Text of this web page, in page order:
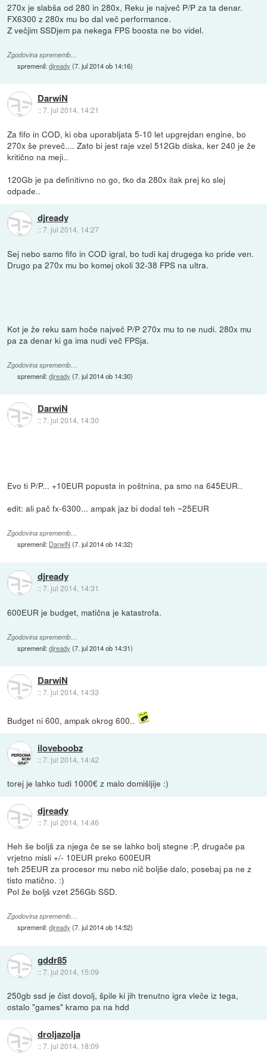
270x je slabša od 280 in 280x, Reku je največ P/P za ta denar.
FX6300 z 280x mu bo dal več performance.
Z večjim SSDjem pa nekega FPS boosta ne bo videl.
Zgodovina sprememb…
spremenil:djready (7. jul 2014 ob 14:16)
DarwiN
::7. jul 2014, 14:21
Za fifo in COD, ki oba uporabljata 5-10 let upgrejdan engine, bo
270x še preveč.... Zato bi jest raje vzel 512Gb diska, ker 240 je že
kritično na meji..
120Gb je pa definitivno no go, tko da 280x itak prej ko slej
odpade..
djready
::7. jul 2014, 14:27
Sej nebo samo fifo in COD igral, bo tudi kaj drugega ko pride ven.
Drugo pa 270x mu bo komej okoli 32-38 FPS na ultra.
Kot je že reku sam hoče največ P/P 270x mu to ne nudi. 280x mu
pa za denar ki ga ima nudi več FPSja.
Zgodovina sprememb…
spremenil:djready (7. jul 2014 ob 14:30)
DarwiN
::7. jul 2014, 14:30
Evo ti P/P... +10EUR popusta in poštnina, pa smo na 645EUR..
edit: ali pač fx-6300... ampak jaz bi dodal teh ~25EUR
Zgodovina sprememb…
spremenil: DarwiN(7. jul 2014 ob 14:32)
djready
::7. jul 2014, 14:31
600EUR je budget, matična je katastrofa.
Zgodovina sprememb…
spremenil:djready (7. jul 2014 ob 14:31)
DarwiN
::7. jul 2014, 14:33
Budget ni 600, ampak okrog 600..
iloveboobz
::7. jul 2014, 14:42
torej je lahko tudi 1000€ z malo domišljije :)
djready
::7. jul 2014, 14:46
Heh še boljš za njega če se se lahko bolj stegne :P, drugače pa
vrjetno misli +/- 10EUR preko 600EUR
teh 25EUR za procesor mu nebo nič boljše dalo, posebaj pa ne z
tisto matično. :)
Pol že boljš vzet 256Gb SSD.
Zgodovina sprememb…
spremenil:djready (7. jul 2014 ob 14:52)
gddr85
::7. jul 2014, 15:09
250gb ssd je čist dovolj, špile ki jih trenutno igra vleče iz tega,
ostalo "games" kramo pa na hdd
droljazolja
::7. jul 2014, 18:09